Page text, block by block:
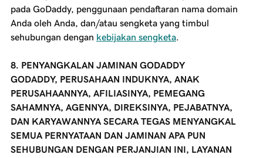
pada GoDaddy, penggunaan pendaftaran nama domain
Anda oleh Anda, dan/atau sengketa yang timbul
sehubungan dengan kebijakan sengketa.
8. PENYANGKALAN JAMINAN GODADDY
GODADDY, PERUSAHAAN INDUKNYA, ANAK
PERUSAHAANNYA, AFILIASINYA, PEMEGANG
SAHAMNYA, AGENNYA, DIREKSINYA, PEJABATNYA,
DAN KARYAWANNYA SECARA TEGAS MENYANGKAL
SEMUA PERNYATAAN DAN JAMINAN APA PUN
SEHUBUNGAN DENGAN PERJANJIAN INI, LAYANAN